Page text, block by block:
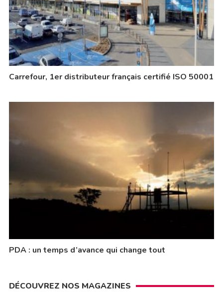
Carrefour, 1er distributeur français certifié ISO 50001
PDA : un temps d’avance qui change tout
DÉCOUVREZ NOS MAGAZINES